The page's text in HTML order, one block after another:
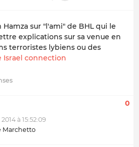
sur "l'ami" de BHL qui le
explications sur sa venue en
terroristes lybiens ou des
Israel connection
à 15:52:09
Marchetto
0